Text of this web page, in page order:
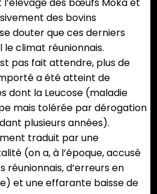
des bœufs Moka et
des bovins
douter que ces derniers
climat réunionnais.
pas fait attendre, plus de
a été atteint de
dont la Leucose (maladie
mais tolérée par dérogation
plusieurs années).
traduit par une
(on a, à l’époque, accusé
réunionnais, d’erreurs en
et une effarante baisse de